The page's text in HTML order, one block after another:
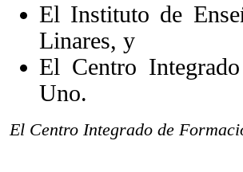
El Instituto de
Linares, y
El Centro
Uno.
El Centro Integrado de